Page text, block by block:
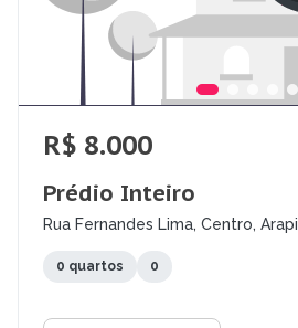
R$ 8.000
Prédio Inteiro
Rua Fernandes Lima, Centro,
0 quartos 0